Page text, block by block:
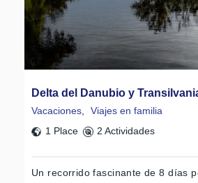
Delta del Danubio y
Vacaciones,
Viajes en familia
1 Place
2 Actividades
Un recorrido fascinante de 8 días